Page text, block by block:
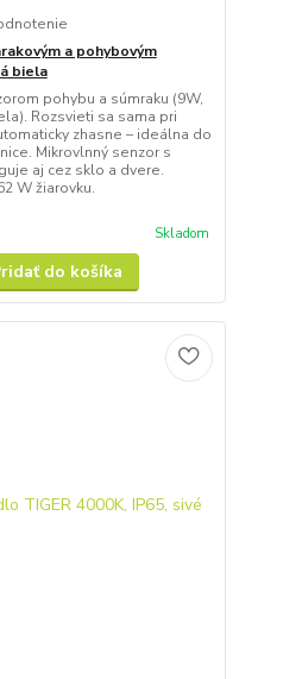
a pohybovým
biela
pohybu a súmraku (9W,
Rozsvieti sa sama pri
zhasne – ideálna do
Mikrovlnný senzor s
aj cez sklo a dvere.
W žiarovku.
Skladom
do košíka